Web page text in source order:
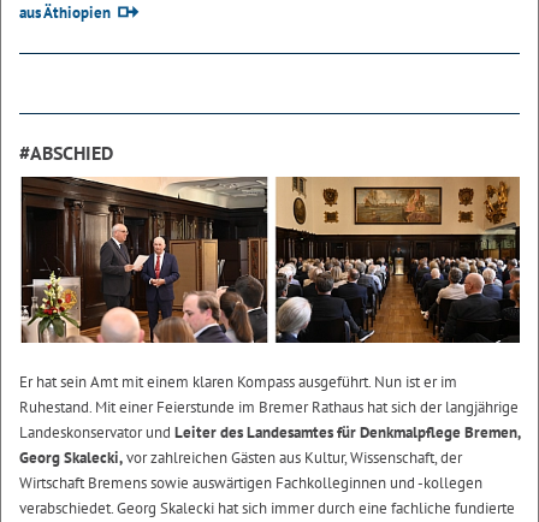
aus Äthiopien
#ABSCHIED
Er hat sein Amt mit einem klaren Kompass ausgeführt. Nun ist er im
Ruhestand. Mit einer Feierstunde im Bremer Rathaus hat sich der langjährige
Landeskonservator und Leiter des Landesamtes für Denkmalpflege Bremen,
Georg Skalecki,vor zahlreichen Gästen aus Kultur, Wissenschaft, der
Wirtschaft Bremens sowie auswärtigen Fachkolleginnen und -kollegen
verabschiedet. Georg Skalecki hat sich immer durch eine fachliche fundierte